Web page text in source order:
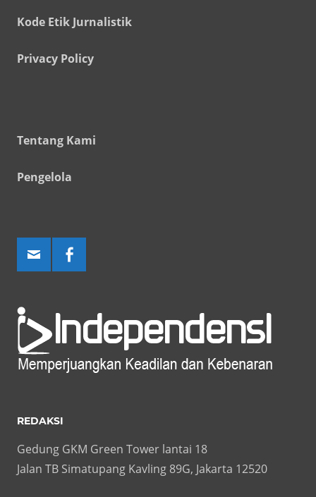
Kode Etik Jurnalistik
Privacy Policy
Tentang Kami
Pengelola
REDAKSI
Gedung GKM Green Tower lantai 18
Jalan TB Simatupang Kavling 89G, Jakarta 12520